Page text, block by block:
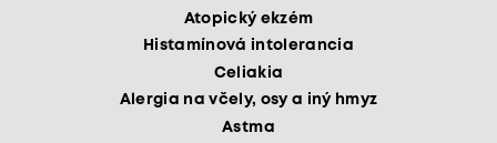
Atopický ekzém
Histamínová intolerancia
Celiakia
Alergia na včely, osy a iný hmyz
Astma